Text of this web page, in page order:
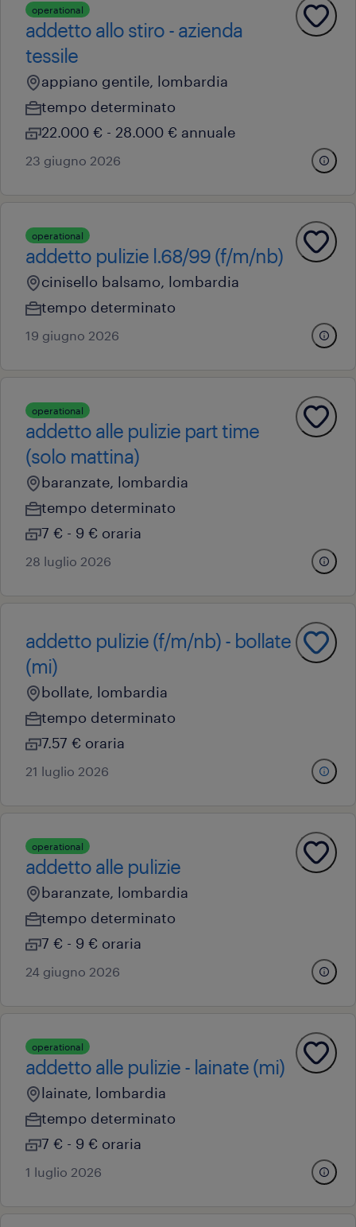
operational
addetto allo stiro - azienda
tessile
appiano gentile, lombardia
tempo determinato
22.000 € - 28.000 € annuale
23 giugno 2026
operational
addetto pulizie l.68/99 (f/m/nb)
cinisello balsamo, lombardia
tempo determinato
19 giugno 2026
operational
addetto alle pulizie part time
(solo mattina)
baranzate, lombardia
tempo determinato
7 € - 9 € oraria
28 luglio 2026
addetto pulizie (f/m/nb) - bollate
(mi)
bollate, lombardia
tempo determinato
7.57 € oraria
21 luglio 2026
operational
addetto alle pulizie
baranzate, lombardia
tempo determinato
7 € - 9 € oraria
24 giugno 2026
operational
addetto alle pulizie - lainate (mi)
lainate, lombardia
tempo determinato
7 € - 9 € oraria
1 luglio 2026